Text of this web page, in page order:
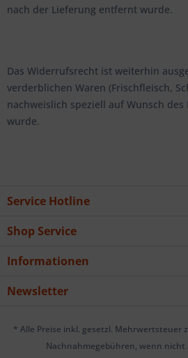
nach der Lieferung entfernt wurde.
Das Widerrufsrecht ist weiterhin
verderblichen Waren (Frischfleisch,
nachweislich speziell auf Wunsch
wurde.
Service Hotline
Shop Service
Informationen
Newsletter
* Alle Preise inkl. gesetzl. Mehrwertsteuer
Nachnahmegebühren, wenn nicht